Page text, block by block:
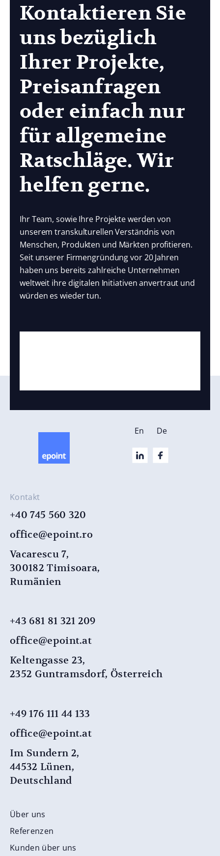
Kontaktieren Sie
uns bezüglich
Ihrer Projekte,
Preisanfragen
oder einfach nur
für allgemeine
Ratschläge. Wir
helfen gerne.
Ihr Team, sowie Ihre Projekte werden von
unserem transkulturellen Verständnis von
Menschen, Produkten und Märkten profitieren.
Seit unserer Firmengründung vor 20 Jahren
haben uns bereits zahlreiche Unternehmen
weltweit ihre digitalen Initiativen anvertraut und
würden es wieder tun.
Kontakt
+40 745 560 320
office@epoint.ro
Vacarescu 7,
300182 Timisoara,
Rumänien
+43 681 81 321 209
office@epoint.at
Keltengasse 23,
2352 Guntramsdorf, Österreich
+49 176 111 44 133
office@epoint.at
Im Sundern 2,
44532 Lünen,
Deutschland
Über uns
Referenzen
Kunden über uns
En De